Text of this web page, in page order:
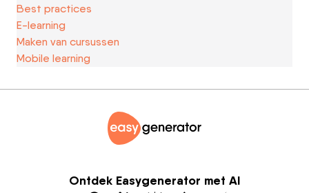
Best practices
E-learning
Maken van cursussen
Mobile learning
Ontdek Easygenerator met AI